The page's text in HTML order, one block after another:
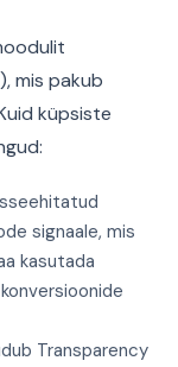
mis pakub
küpsiste
signaale, mis
kasutada
Transparency